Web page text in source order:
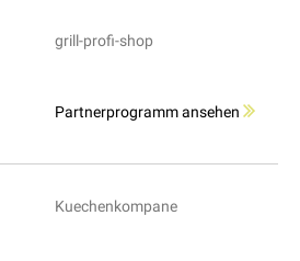
grill-profi-shop
Partnerprogramm ansehen
Kuechenkompane